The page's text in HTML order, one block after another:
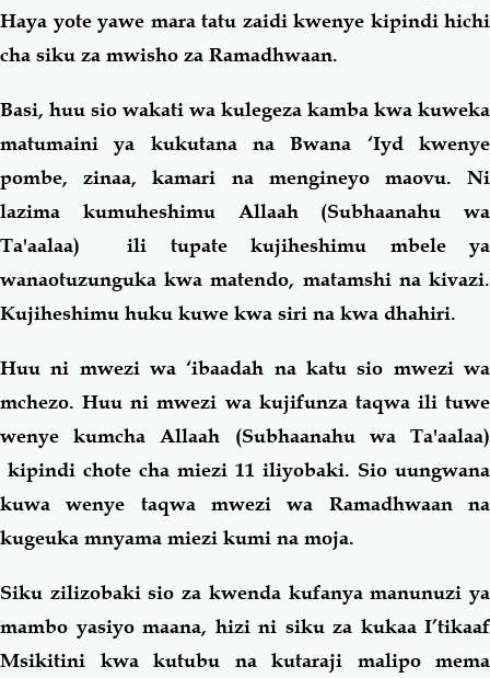
Haya yote yawe mara tatu zaidi kwenye kipindi hichi
cha siku za mwisho za Ramadhwaan.
Basi, huu sio wakati wa kulegeza kamba kwa kuweka
matumaini ya kukutana na Bwana ‘Iyd kwenye
pombe, zinaa, kamari na mengineyo maovu. Ni
lazima kumuheshimu Allaah (Subhaanahu wa
Ta'aalaa) ili tupate kujiheshimu mbele ya
wanaotuzunguka kwa matendo, matamshi na kivazi.
Kujiheshimu huku kuwe kwa siri na kwa dhahiri.
Huu ni mwezi wa ‘ibaadah na katu sio mwezi wa
mchezo. Huu ni mwezi wa kujifunza taqwa ili tuwe
wenye kumcha Allaah (Subhaanahu wa Ta'aalaa)
kipindi chote cha miezi 11 iliyobaki. Sio uungwana
kuwa wenye taqwa mwezi wa Ramadhwaan na
kugeuka mnyama miezi kumi na moja.
Siku zilizobaki sio za kwenda kufanya manunuzi ya
mambo yasiyo maana, hizi ni siku za kukaa I’tikaaf
Msikitini kwa kutubu na kutaraji malipo mema